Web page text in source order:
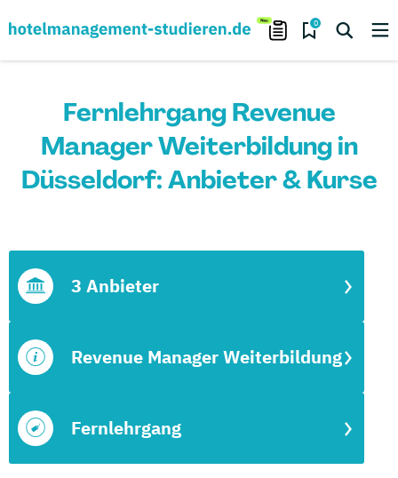
0
Fernlehrgang Revenue
Manager Weiterbildung in
Düsseldorf: Anbieter & Kurse
Fernlehrgang
Revenue Manager Weiterbildung
3 Anbieter